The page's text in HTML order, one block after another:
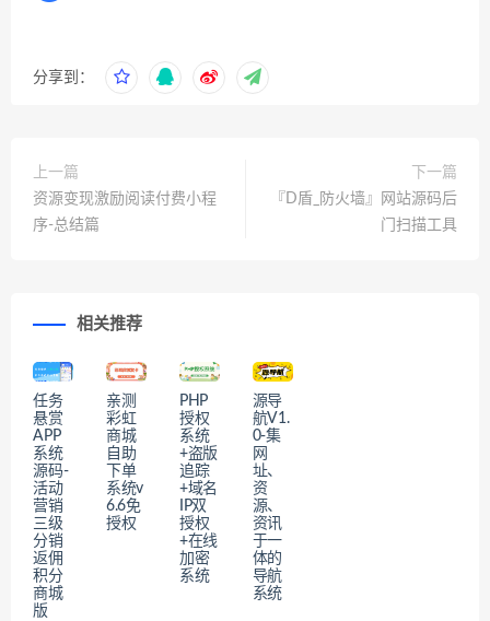
分享到：
上一篇
资源变现激励阅读付费小程
序-总结篇
下一篇
『D盾_防火墙』网站源码后
门扫描工具
相关推荐
任务
悬赏
APP
系统
源码-
活动
营销
三级
分销
返佣
积分
商城
版
亲测
彩虹
商城
自助
下单
系统v
6.6免
授权
PHP
授权
系统
+盗版
追踪
+域名
IP双
授权
+在线
加密
系统
源导
航V1.
0-集
网
址、
资
源、
资讯
于一
体的
导航
系统